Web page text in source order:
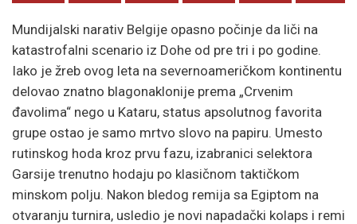
Mundijalski narativ Belgije opasno počinje da liči na
katastrofalni scenario iz Dohe od pre tri i po godine.
Iako je žreb ovog leta na severnoameričkom kontinentu
delovao znatno blagonaklonije prema „Crvenim
đavolima“ nego u Kataru, status apsolutnog favorita
grupe ostao je samo mrtvo slovo na papiru. Umesto
rutinskog hoda kroz prvu fazu, izabranici selektora
Garsije trenutno hodaju po klasičnom taktičkom
minskom polju. Nakon bledog remija sa Egiptom na
otvaranju turnira, usledio je novi napadački kolaps i remi